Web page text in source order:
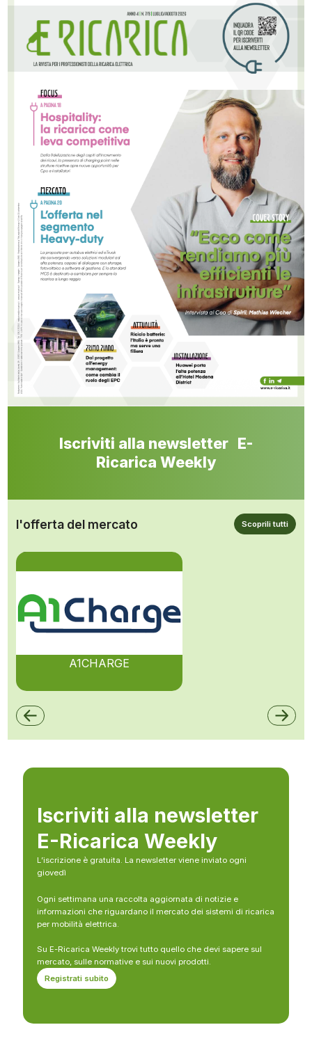
Iscriviti alla newsletter E-
Ricarica Weekly
l'offerta del mercato Scoprili tutti
A1CHARGE
Iscriviti alla newsletter
E-Ricarica Weekly
L’iscrizione è gratuita. La newsletter viene inviato ogni
giovedì
Ogni settimana una raccolta aggiornata di notizie e
informazioni che riguardano il mercato dei sistemi di ricarica
per mobilità elettrica.
Su E-Ricarica Weekly trovi tutto quello che devi sapere sul
mercato, sulle normative e sui nuovi prodotti.
Registrati subito